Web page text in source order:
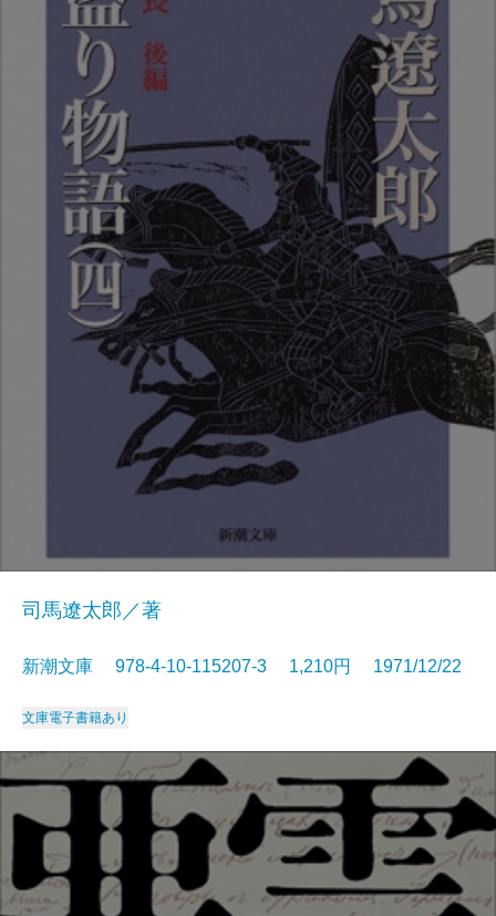
司馬遼太郎／著
新潮文庫 978-4-10-115207-3 1,210円 1971/12/22
文庫電子書籍あり